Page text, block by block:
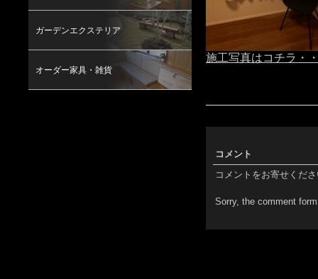
ガーデンエクステリア
オーダー家具・雑貨
施工写真はコチラ・
コメント
コメントをお寄せくだ
Sorry, the comment